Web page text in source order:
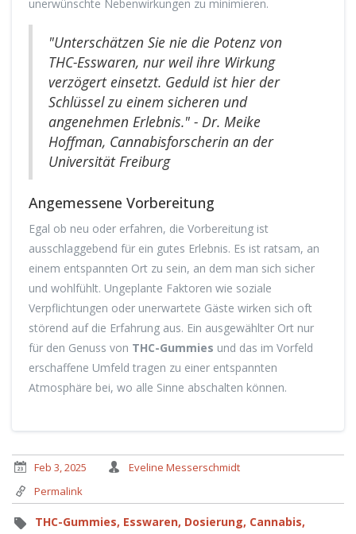
unerwünschte Nebenwirkungen zu minimieren.
"Unterschätzen Sie nie die Potenz von
THC-Esswaren, nur weil ihre Wirkung
verzögert einsetzt. Geduld ist hier der
Schlüssel zu einem sicheren und
angenehmen Erlebnis." - Dr. Meike
Hoffman, Cannabisforscherin an der
Universität Freiburg
Angemessene Vorbereitung
Egal ob neu oder erfahren, die Vorbereitung ist
ausschlaggebend für ein gutes Erlebnis. Es ist ratsam, an
einem entspannten Ort zu sein, an dem man sich sicher
und wohlfühlt. Ungeplante Faktoren wie soziale
Verpflichtungen oder unerwartete Gäste wirken sich oft
störend auf die Erfahrung aus. Ein ausgewählter Ort nur
für den Genuss von THC-Gummies und das im Vorfeld
erschaffene Umfeld tragen zu einer entspannten
Atmosphäre bei, wo alle Sinne abschalten können.
Feb 3, 2025
Eveline Messerschmidt
Permalink
THC-Gummies, Esswaren, Dosierung, Cannabis,